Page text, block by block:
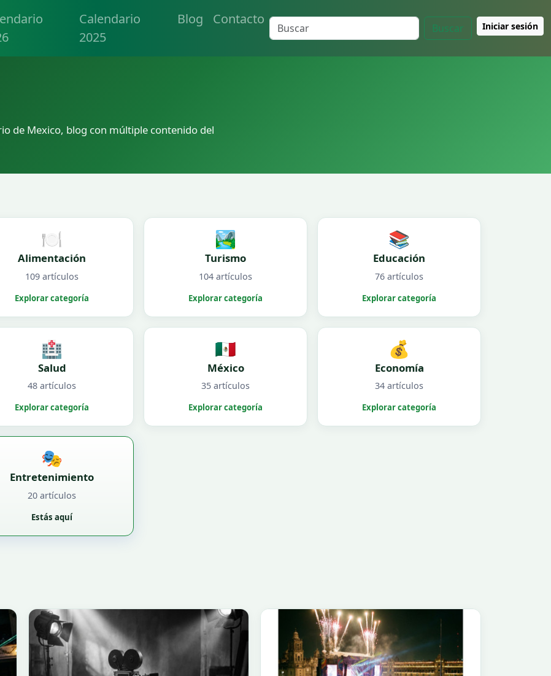
Calendario
2025
Blog Contacto
Buscar Iniciar sesión
de Mexico, blog con múltiple contenido del
🍽️
Alimentación
109 artículos
Explorar categoría
🏞️
Turismo
104 artículos
Explorar categoría
📚
Educación
76 artículos
Explorar categoría
🏥
Salud
48 artículos
Explorar categoría
🇲🇽
México
35 artículos
Explorar categoría
💰
Economía
34 artículos
Explorar categoría
🎭
Entretenimiento
20 artículos
Estás aquí